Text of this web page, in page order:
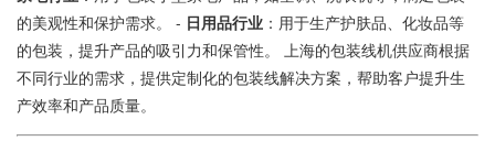
的美观性和保护需求。 - 日用品行业 ：用于生产护肤品、化妆品等
的包装，提升产品的吸引力和保管性。 上海的包装线机供应商根据
不同行业的需求，提供定制化的包装线解决方案，帮助客户提升生
产效率和产品质量。